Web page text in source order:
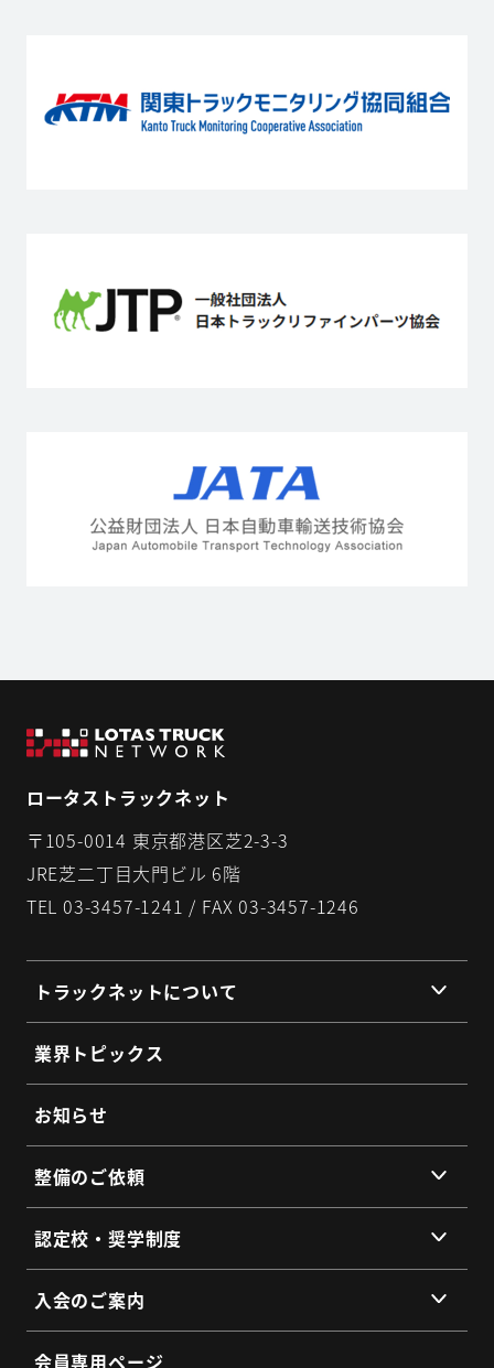
ロータストラックネット
〒105-0014 東京都港区芝2-3-3
JRE芝二丁目大門ビル 6階
TEL 03-3457-1241 / FAX 03-3457-1246
トラックネットについて
組織理念
組織概要
代表挨拶
提携企業・団体一覧
総会・地区会・研修会
会員同士のネットワークづくり
SDGs宣言
業界トピックス
お知らせ
整備のご依頼
提供サービス
サービス拠点
よくあるご質問
整備・メンテナンス依頼フォーム
認定校・奨学制度
認定校制度について
全国トラックネット企業紹介
よくあるご質問
入会のご案内
入会の3つのメリット
会員専用ページ